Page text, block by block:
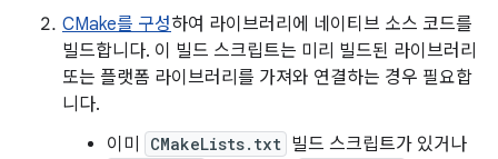
CMake를 구성하여 라이브러리에 네이티브 소스 코드를
빌드합니다. 이 빌드 스크립트는 미리 빌드된 라이브러리
또는 플랫폼 라이브러리를 가져와 연결하는 경우 필요합
니다.
이미
CMakeLists.txt 빌드 스크립트가 있거나